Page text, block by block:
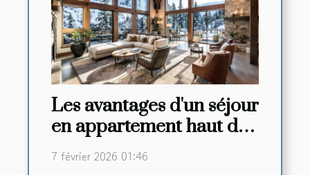
Les avantages d'un séjour
en appartement haut de
gamme à la montagne
7 février 2026 01:46